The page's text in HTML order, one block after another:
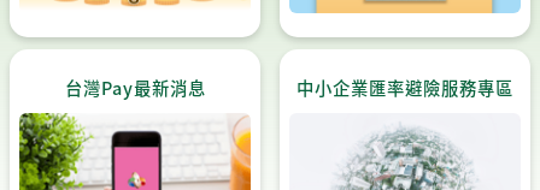
台灣Pay最新消息 中小企業匯率避險服務專區